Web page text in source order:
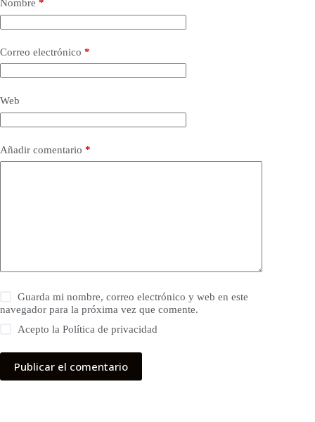
Nombre *
Correo electrónico *
Web
Añadir comentario *
Guarda mi nombre, correo electrónico y web en este
navegador para la próxima vez que comente.
Acepto laPolítica de privacidad
Publicar el comentario